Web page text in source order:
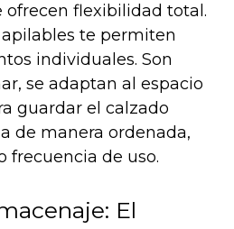
ofrecen flexibilidad total.
te permiten
individuales. Son
se adaptan al espacio
guardar el calzado
de manera ordenada,
frecuencia de uso.
El